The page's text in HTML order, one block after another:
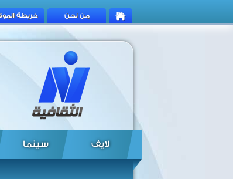
من نحن خريطة
لايف سينما